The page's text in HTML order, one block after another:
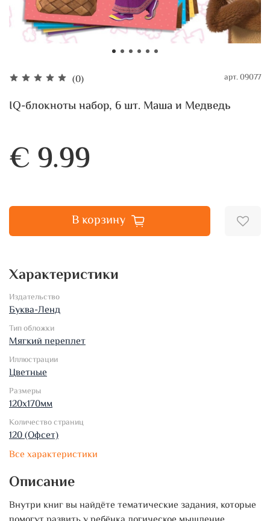
(0) арт.09077
IQ-блокноты набор, 6 шт. Маша и Медведь
€ 9.99
В корзину
Характеристики
Издательство
Буква-Ленд
Тип обложки
Мягкий переплет
Иллюстрации
Цветные
Размеры
120х170мм
Количество страниц
120 (Офсет)
Все характеристики
Описание
Внутри книг вы найдёте тематические задания, которые